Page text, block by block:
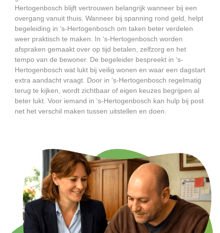
Hertogenbosch blijft vertrouwen belangrijk wanneer bij een
overgang vanuit thuis. Wanneer bij spanning rond geld, helpt
begeleiding in ‘s-Hertogenbosch om taken beter verdelen
weer praktisch te maken. In ‘s-Hertogenbosch worden
afspraken gemaakt over op tijd betalen, zelfzorg en het
tempo van de bewoner. De begeleider bespreekt in ‘s-
Hertogenbosch wat lukt bij veilig wonen en waar een dagstart
extra aandacht vraagt. Door in ‘s-Hertogenbosch regelmatig
terug te kijken, wordt zichtbaar of eigen keuzes begrijpen al
beter lukt. Voor iemand in ‘s-Hertogenbosch kan hulp bij post
net het verschil maken tussen uitstellen en doen.